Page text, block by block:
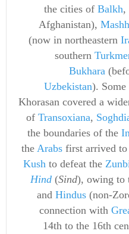
the cities of Balkh,
Afghanistan),
(now in northeastern
southern
Bukhara
Uzbekistan). Some
Khorasan covered a
of Transoxiana,
the boundaries of the
the Arabs first arrived to
Kush to defeat the
Hind (Sind), owing to
and Hindus (non-
connection with
14th to the 16th